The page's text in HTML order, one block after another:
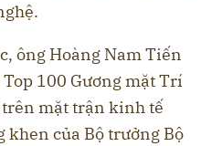
ông Hoàng Nam Tiến
100 Gương mặt Trí
mặt trận kinh tế
khen của Bộ trưởng Bộ